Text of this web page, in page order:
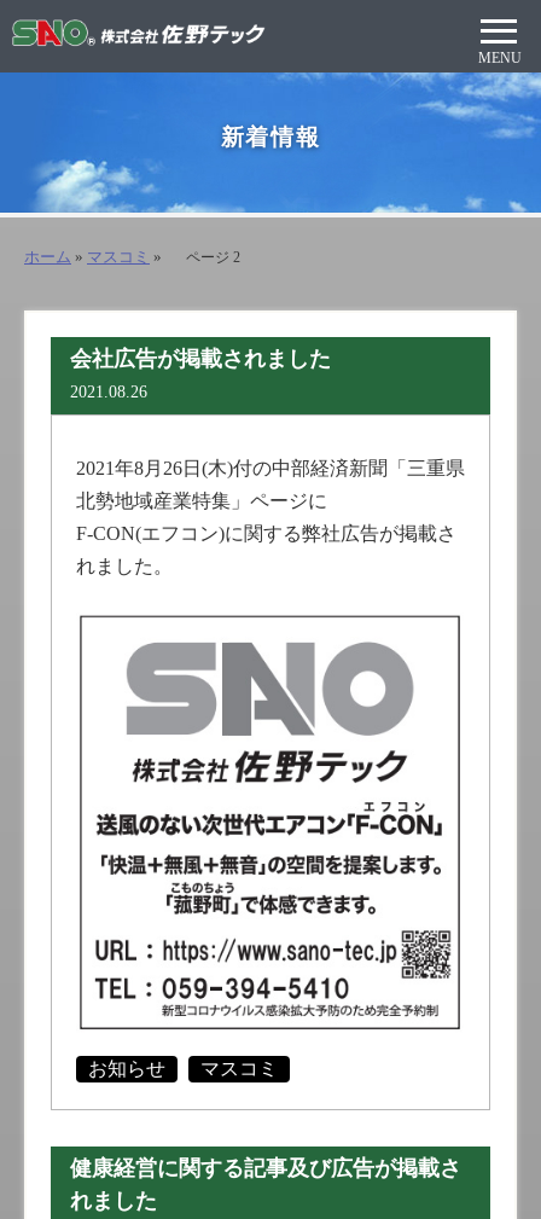
新着情報
ホーム » マスコミ » ページ 2
会社広告が掲載されました
2021.08.26
2021年8月26日(木)付の中部経済新聞「三重県
北勢地域産業特集」ページに
F-CON(エフコン)に関する弊社広告が掲載さ
れました。
お知らせ マスコミ
健康経営に関する記事及び広告が掲載さ
れました